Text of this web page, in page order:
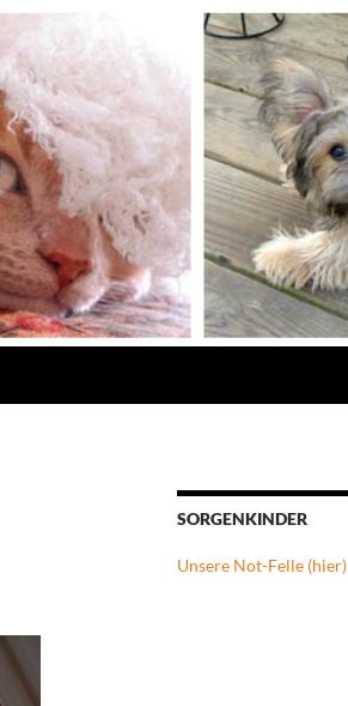
SORGENKINDER
Unsere Not-Felle (hier)